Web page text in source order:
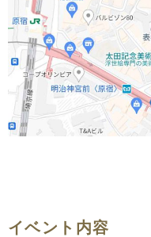
イベント内容